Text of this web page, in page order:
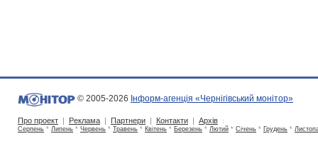
© 2005-2026 Інформ-агенція «Чернігівський монітор»
Про проект | Реклама | Партнери | Контакти | Архів :
Серпень * Липень * Червень * Травень * Квітень * Березень * Лютий * Січень * Грудень *